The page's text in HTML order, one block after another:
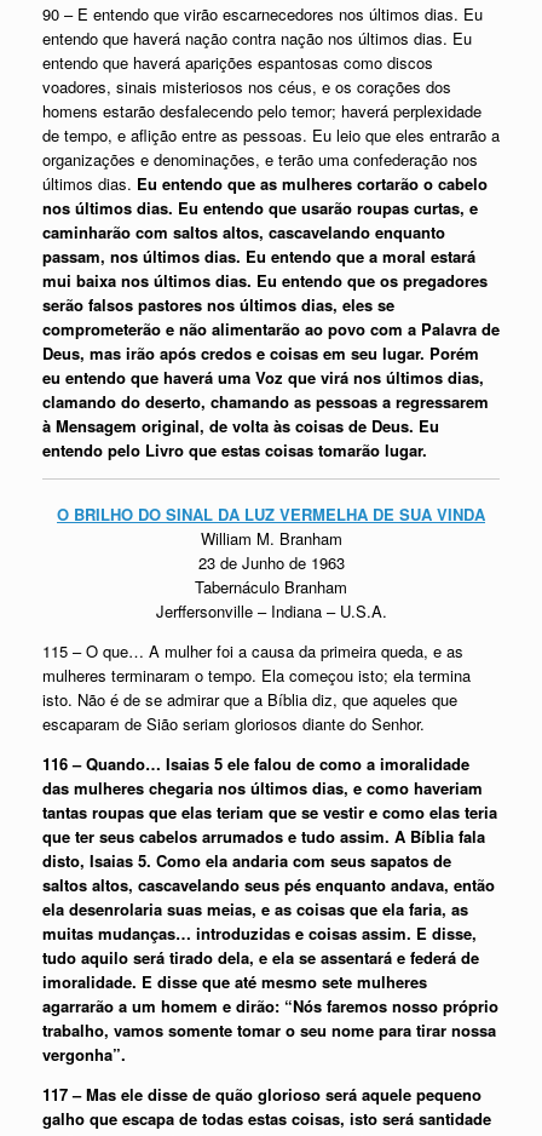
90 – E entendo que virão escarnecedores nos últimos dias. Eu
entendo que haverá nação contra nação nos últimos dias. Eu
entendo que haverá aparições espantosas como discos
voadores, sinais misteriosos nos céus, e os corações dos
homens estarão desfalecendo pelo temor; haverá perplexidade
de tempo, e aflição entre as pessoas. Eu leio que eles entrarão a
organizações e denominações, e terão uma confederação nos
últimos dias. Eu entendo que as mulheres cortarão o cabelo
nos últimos dias. Eu entendo que usarão roupas curtas, e
caminharão com saltos altos, cascavelando enquanto
passam, nos últimos dias. Eu entendo que a moral estará
mui baixa nos últimos dias. Eu entendo que os pregadores
serão falsos pastores nos últimos dias, eles se
comprometerão e não alimentarão ao povo com a Palavra de
Deus, mas irão após credos e coisas em seu lugar. Porém
eu entendo que haverá uma Voz que virá nos últimos dias,
clamando do deserto, chamando as pessoas a regressarem
à Mensagem original, de volta às coisas de Deus. Eu
entendo pelo Livro que estas coisas tomarão lugar.
O BRILHO DO SINAL DA LUZ VERMELHA DE SUA VINDA
William M. Branham
23 de Junho de 1963
Tabernáculo Branham
Jerffersonville – Indiana – U.S.A.
115 – O que… A mulher foi a causa da primeira queda, e as
mulheres terminaram o tempo. Ela começou isto; ela termina
isto. Não é de se admirar que a Bíblia diz, que aqueles que
escaparam de Sião seriam gloriosos diante do Senhor.
116 – Quando… Isaias 5 ele falou de como a imoralidade
das mulheres chegaria nos últimos dias, e como haveriam
tantas roupas que elas teriam que se vestir e como elas teria
que ter seus cabelos arrumados e tudo assim. A Bíblia fala
disto, Isaias 5. Como ela andaria com seus sapatos de
saltos altos, cascavelando seus pés enquanto andava, então
ela desenrolaria suas meias, e as coisas que ela faria, as
muitas mudanças… introduzidas e coisas assim. E disse,
tudo aquilo será tirado dela, e ela se assentará e federá de
imoralidade. E disse que até mesmo sete mulheres
agarrarão a um homem e dirão: “Nós faremos nosso próprio
trabalho, vamos somente tomar o seu nome para tirar nossa
vergonha”.
117 – Mas ele disse de quão glorioso será aquele pequeno
galho que escapa de todas estas coisas, isto será santidade